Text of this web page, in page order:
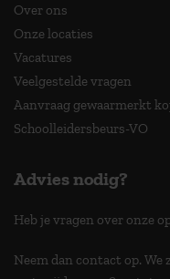
Over ons
Onze locaties
Vacatures
Veelgestelde vragen
Aanvraag gewaarmerkt
Schoolleidersbeurs-VO
Advies nodig?
Heb je vragen over onze
Neem dan contact op.